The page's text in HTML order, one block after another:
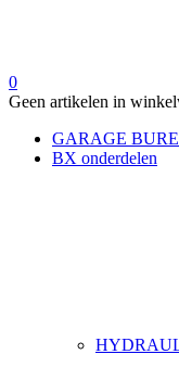
0
Geen artikelen in
GARAGE
BX onderdelen